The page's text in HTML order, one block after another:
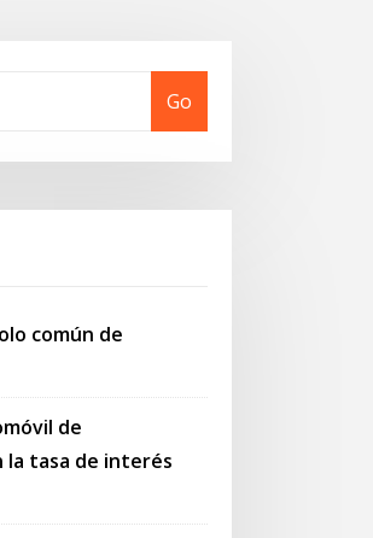
Go
común de
de
la tasa de interés